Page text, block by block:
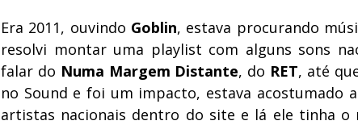
Era 2011, ouvindo Goblin, estava procurando
resolvi montar uma playlist com alguns sons
falar do Numa Margem Distante, do RET, até
no Sound e foi um impacto, estava acostumado
artistas nacionais dentro do site e lá ele tinha o